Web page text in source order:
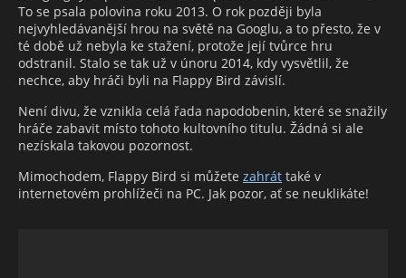
To se psala polovina roku 2013. O rok později byla
nejvyhledávanější hrou na světě na Googlu, a to přesto, že v
té době už nebyla ke stažení, protože její tvůrce hru
odstranil. Stalo se tak už v únoru 2014, kdy vysvětlil, že
nechce, aby hráči byli na Flappy Bird závislí.
Není divu, že vznikla celá řada napodobenin, které se snažily
hráče zabavit místo tohoto kultovního titulu. Žádná si ale
nezískala takovou pozornost.
Mimochodem, Flappy Bird si můžete zahrát také v
internetovém prohlížeči na PC. Jak pozor, ať se neuklikáte!